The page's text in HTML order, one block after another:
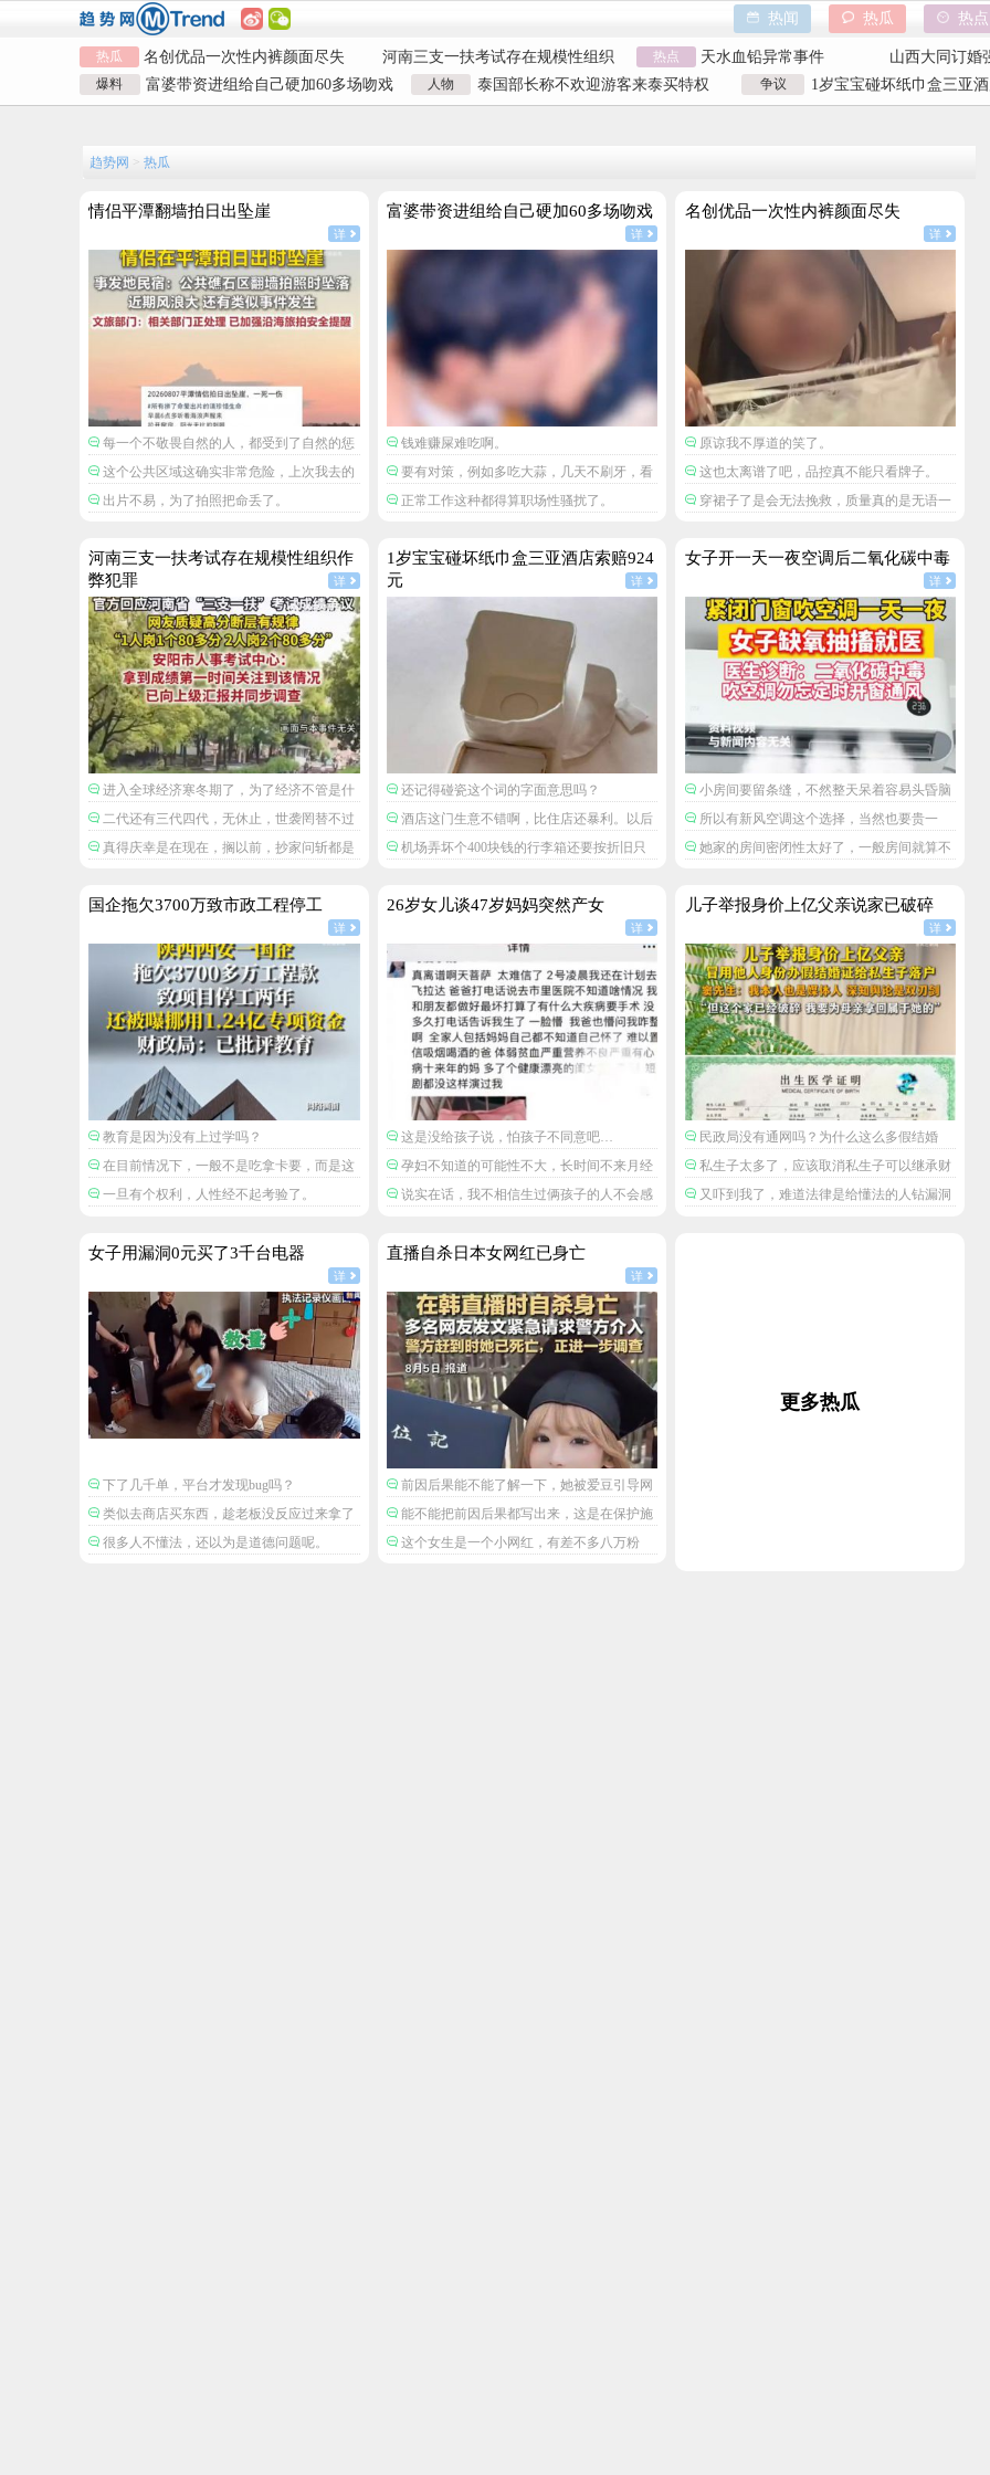
热点
热瓜
热闻
热瓜
情侣平潭翻墙拍日出坠崖
戏
名创优品一次性内裤颜面尽失
河南三支一扶考试存在规模性组织
作弊犯罪
1岁宝宝碰坏纸巾盒三亚酒店索赔
924元
女子开一天一夜空调后二氧化碳中
毒
情侣平潭翻墙拍日出坠崖
富婆带资进组给自己硬加60多场吻
924元
热点
香港大埔火灾
野人小孩事件
天水血铅异常事件
山西大同订婚
特朗普泽连斯基吵架
吉林大爷救助
香港大埔火灾
野人小孩事件
爆料
富婆带资进组给自己硬加60多场吻戏
男演员钟宇飞崩溃自曝遇富婆加吻戏
人物
泰国部长称不欢迎游客来泰买特权
泰国部长争议发言
争议
1岁宝宝碰坏纸巾盒三亚
元 纸巾盒碰坏酒店索赔
趋势网 >热瓜
情侣平潭翻墙拍日出坠崖
详
每一个不敬畏自然的人，都受到了自然的惩
罚。这个公共区域这确实非常危险，上次我去的
时候天有点黑，我想着坡不陡，走着就滑了一
下差一点点摔到礁石下面去。
出片不易，为了拍照把命丢了。
富婆带资进组给自己硬加60多场吻戏
详
钱难赚屎难吃啊。
要有对策，例如多吃大蒜，几天不刷牙，看
看她还要不要加吻戏。
正常工作这种都得算职场性骚扰了。
名创优品一次性内裤颜面尽失
详
原谅我不厚道的笑了。
这也太离谱了吧，品控真不能只看牌子。
穿裙子了是会无法挽救，质量真的是无语一
河南三支一扶考试存在规模性组织作
弊犯罪
详
进入全球经济寒冬期了，为了经济不管是什
么群体都拼命搞钱了。
二代还有三代四代，无休止，世袭罔替不过
如此。
真得庆幸是在现在，搁以前，抄家问斩都是
1岁宝宝碰坏纸巾盒三亚酒店索赔924
元
详
还记得碰瓷这个词的字面意思吗？
酒店这门生意不错啊，比住店还暴利。以后
酒店尽可以摆一些很容易损坏的高价物件，然
后高价索赔，不就可以赚大发了？
机场弄坏个400块钱的行李箱还要按折旧只
女子开一天一夜空调后二氧化碳中毒
详
小房间要留条缝，不然整天呆着容易头昏脑
胀，精神不振，缺氧。
所以有新风空调这个选择，当然也要贵一
些。
她家的房间密闭性太好了，一般房间就算不
国企拖欠3700万致市政工程停工
详
教育是因为没有上过学吗？
在目前情况下，一般不是吃拿卡要，而是这
笔钱被财政挪用了。
一旦有个权利，人性经不起考验了。
26岁女儿谈47岁妈妈突然产女
详
这是没给孩子说，怕孩子不同意吧…
孕妇不知道的可能性不大，长时间不来月经
不检查吗？
说实在话，我不相信生过俩孩子的人不会感
儿子举报身价上亿父亲说家已破碎
详
民政局没有通网吗？为什么这么多假结婚
证？私生子太多了，应该取消私生子可以继承财
产的政策。
又吓到我了，难道法律是给懂法的人钻漏洞
女子用漏洞0元买了3千台电器
详
下了几千单，平台才发现bug吗？
类似去商店买东西，趁老板没反应过来拿了
就跑。
很多人不懂法，还以为是道德问题呢。
直播自杀日本女网红已身亡
详
前因后果能不能了解一下，她被爱豆引导网
暴攻击
能不能把前因后果都写出来，这是在保护施
害人吗。
这个女生是一个小网红，有差不多八万粉
更多热瓜